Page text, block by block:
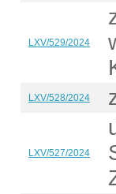
LXV/529/2024
LXV/528/2024
LXV/527/2024